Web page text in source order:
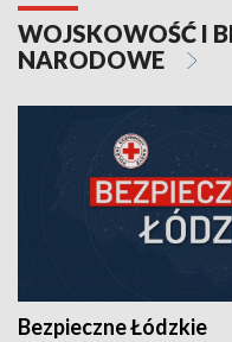
WOJSKOWOŚĆ I
NARODOWE
Bezpieczne Łódzkie